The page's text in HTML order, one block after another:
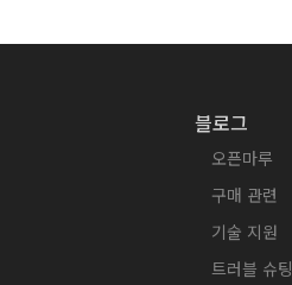
블로그
오픈마루
구매 관련
기술 지원
트러블 슈팅